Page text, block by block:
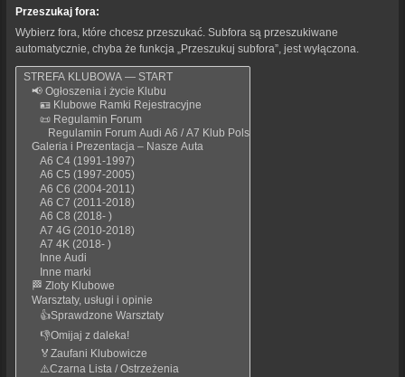
Przeszukaj fora:
Wybierz fora, które chcesz przeszukać. Subfora są przeszukiwane
automatycznie, chyba że funkcja „Przeszukuj subfora”, jest wyłączona.